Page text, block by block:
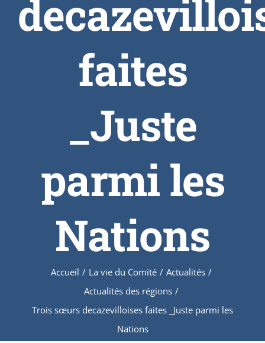
faites
_Juste
parmi les
Nations
Accueil / La vie du Comité / Actualités /
Actualités des régions /
Trois sœurs decazevilloises faites _Juste parmi les
Nations